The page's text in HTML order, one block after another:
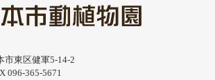
市東区健軍5-14-2
096-365-5671